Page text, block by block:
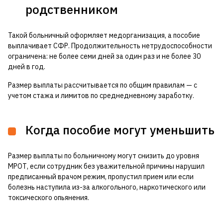
родственником
Такой больничный оформляет медорганизация, а пособие
выплачивает СФР. Продолжительность нетрудоспособности
ограничена: не более семи дней за один раз и не более 30
дней в год.
Размер выплаты рассчитывается по общим правилам — с
учетом стажа и лимитов по среднедневному заработку.
Когда пособие могут уменьшить
Размер выплаты по больничному могут снизить до уровня
МРОТ, если сотрудник без уважительной причины нарушил
предписанный врачом режим, пропустил прием или если
болезнь наступила из-за алкогольного, наркотического или
токсического опьянения.